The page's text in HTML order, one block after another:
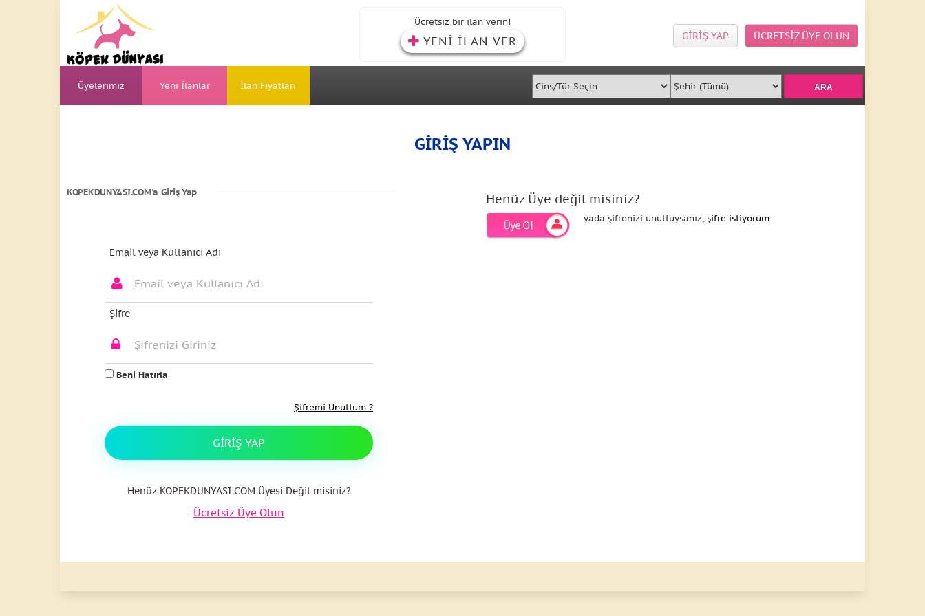
Ücretsiz bir ilan verin!
YENİ İLAN VER ÜCRETSİZ ÜYE OLUN
GİRİŞ YAP
Üyelerimiz Yeni İlanlar İlan Fiyatları
GİRİŞ YAPIN
KOPEKDUNYASI.COM'a Giriş Yap
Email veya Kullanıcı Adı
Şifre
Beni Hatırla
Şifremi Unuttum ?
GIRIŞ YAP
Henüz KOPEKDUNYASI.COM Üyesi Değil misiniz?
Ücretsiz Üye Olun
Henüz Üye değil misiniz?
yada şifrenizi unuttuysanız,şifre istiyorum